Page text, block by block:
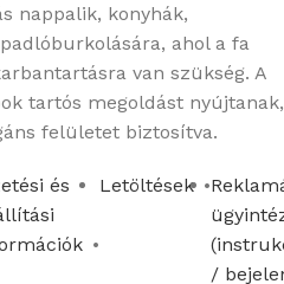
nappalik, konyhák,
ahol a fa
van szükség. A
tartós megoldást nyújtanak,
felületet biztosítva.
és
Letöltések
/